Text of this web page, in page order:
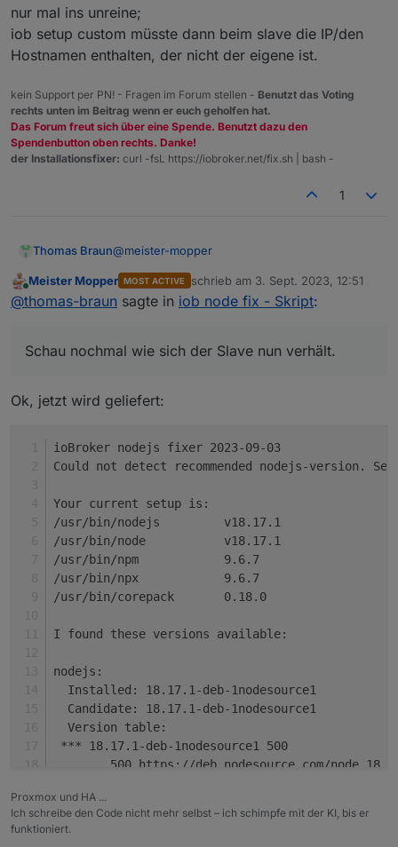
+ system.adapter.pollenflug.0             :
+
system.adapter.proxmox.0                :
system.adapter.rpi2.0                   : rpi2
+
system.adapter.sayit.0                  :
+ system.adapter.sayit.2                  :
system.adapter.sayit.3                  :
+ system.adapter.sayit.4                  :
+
system.adapter.sayit.5                  :
system.adapter.smartmeter.0             :
+ system.adapter.tankerkoenig.0           :
system.adapter.telegram.0               :
+ system.adapter.tr-064.0                 : tr-
+ system.adapter.trashschedule.0          :
+
system.adapter.unifi.0                  :
system.adapter.vis-fancyswitch.0        : vis-
system.adapter.vis-hqwidgets.0          : vis-
system.adapter.vis-jqui-mfd.0           : vis-
system.adapter.vis-map.0                : vis-
system.adapter.vis-players.0            : vis-
system.adapter.vis-timeandweather.0     : vis-
system.adapter.vis.0                    : vis
system.adapter.web.0                    : web
system.adapter.yeelight-2.0             :
Enabled adapters with
bindings
system.adapter.admin.0                  :
system.adapter.hm-rpc.0                 : hm-
system.adapter.hm-rpc.1                 : hm-
+ system.adapter.influxdb.0               :
+ system.adapter.ocpp.0                   :
+ system.adapter.proxmox.0                :
nur mal ins unreine;
iob setup custom müsste dann beim slave die IP/den
Hostnamen enthalten, der nicht der eigene ist.
kein Support per PN! - Fragen im Forum stellen - Benutzt das Voting
rechts unten im Beitrag wenn er euch geholfen hat.
Das Forum freut sich über eine Spende. Benutzt dazu den
Spendenbutton oben rechts. Danke!
der Installationsfixer: curl -fsL https://iobroker.net/fix.sh | bash -
1
Thomas Braun@meister-mopper
Schau nochmal wie sich der Slave nun verhält.
Hab da was angepasst.
Online
Meister Mopper MOST ACTIVE schrieb am 3. Sept. 2023, 12:51
zuletzt editiert von
@thomas-braun sagte in iob node fix - Skript:
Schau nochmal wie sich der Slave nun verhält.
Ok, jetzt wird geliefert:
ioBroker nodejs fixer 2023-09-03
Could not detect recommended nodejs-version.
Your current setup is:
/usr/bin/nodejs         v18.17.1
/usr/bin/node           v18.17.1
/usr/bin/npm            9.6.7
/usr/bin/npx            9.6.7
/usr/bin/corepack       0.18.0
I found these versions available:
nodejs:
  Installed: 18.17.1-deb-1nodesource1
  Candidate: 18.17.1-deb-1nodesource1
  Version table:
*** 18.17.1-deb-1nodesource1 500
500 https://deb.nodesource.com/
     12.22.12~dfsg-1~deb11u4 500
500 http://raspbian.raspberrypi.org/
Proxmox und HA ...
Ich schreibe den Code nicht mehr selbst – ich schimpfe mit der KI, bis er
funktioniert.